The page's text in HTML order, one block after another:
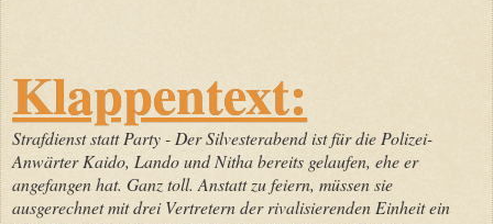
Klappentext:
Strafdienst statt Party - Der Silvesterabend ist für die Polizei-
Anwärter Kaido, Lando und Nitha bereits gelaufen, ehe er
angefangen hat. Ganz toll. Anstatt zu feiern, müssen sie
ausgerechnet mit drei Vertretern der rivalisierenden Einheit ein